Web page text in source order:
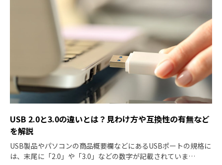
USB 2.0と3.0の違いとは？見わけ方や互換性の有無など
を解説
USB製品やパソコンの商品概要欄などにあるUSBポートの規格に
は、末尾に「2.0」や「3.0」などの数字が記載されていま…